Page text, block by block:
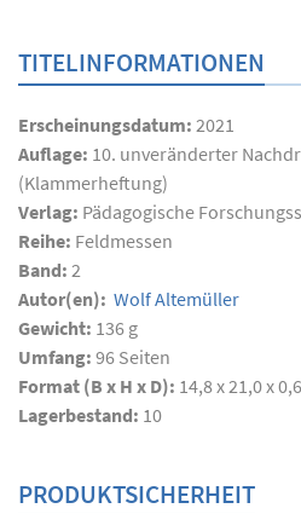
TITELINFORMATIONEN
Erscheinungsdatum: 2021
Auflage: 10. unveränderter
(Klammerheftung)
Verlag: Pädagogische
Reihe: Feldmessen
Band: 2
Autor(en): Wolf Altemüller
Gewicht: 136 g
Umfang: 96 Seiten
Format (B x H x D): 14,8 x 21,0 x
Lagerbestand: 10
PRODUKTSICHERHEIT